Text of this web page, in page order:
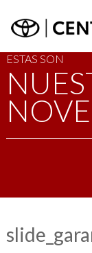
ESTAS SON